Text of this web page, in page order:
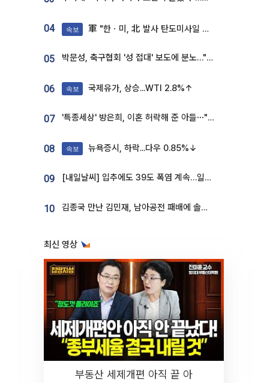
04 속보 軍 "한ㆍ미, 北 발사 탄도미사일 제원 정밀분석 중"
05 박문성, 축구협회 '성 접대' 보도에 분노…"다 말아먹으려고 작정했나"
06 속보 국제유가, 상승...WTI 2.8%↑
07 '특종세상' 방은희, 이혼 허락해 준 아들⋯"너무 잘 커줬다" 오열
08 속보 뉴욕증시, 하락...다우 0.85%↓
09 [내일날씨] 입추에도 39도 폭염 계속…일부 지역 소나기
10 김종국 만난 김민재, 남아공전 패배에 솔직한 속내⋯"선수들도 못하긴 했다"
최신 영상
부동산 세제개편 아직 끝 아